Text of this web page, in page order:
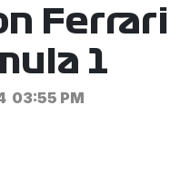
Ferrari
1
03:55 PM